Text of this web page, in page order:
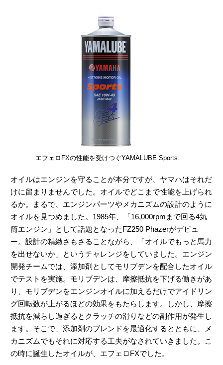
エフェロFXの性能を受けつぐYAMALUBE Sports
オイルはエンジンを守ることが本分ですが、ヤマハはそれだ
けに留まりませんでした。オイルでどこまで性能を上げられ
るか。まるで、エンジンパーツやメカニズムの設計のように
オイルを見つめました。1985年、「16,000rpmまで回る4気
筒エンジン」として話題となったFZ250 Phazerがデビュ
ー。設計の精緻さもさることながら、「オイルでもっと馬力
を出せないか」というチャレンジをしていました。エンジン
開発チームでは、添加剤としてモリブデンを配合したオイル
でテストを実施。モリブデンは、摩擦抵抗を下げる働きがあ
り、モリブデンをエンジンオイルに加えるだけでアイドリン
グ回転数が上がるほどの効果をもたらします。しかし、摩擦
抵抗を減らし過ぎるとクラッチの滑りなどの副作用が発生し
ます。そこで、添加剤のブレンドを最適化するとともに、メ
カニズムでもそれに対応する工夫がなされていきました。こ
の時に誕生したオイルが、エフェロFXでした。